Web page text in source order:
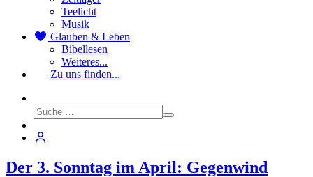
Teelicht
Musik
Glauben & Leben
Bibellesen
Weiteres...
Zu uns finden...
Der 3. Sonntag im April: Gegenwind